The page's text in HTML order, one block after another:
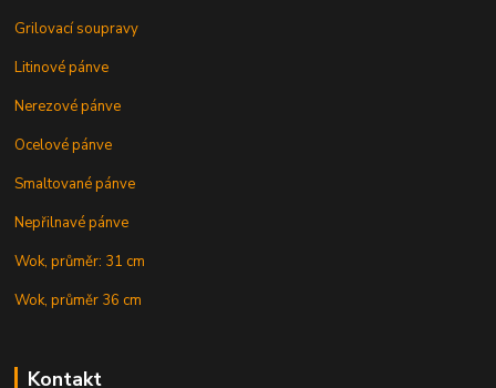
Grilovací soupravy
Litinové pánve
Nerezové pánve
Ocelové pánve
Smaltované pánve
Nepřilnavé pánve
Wok, průměr: 31 cm
Wok, průměr 36 cm
Kontakt